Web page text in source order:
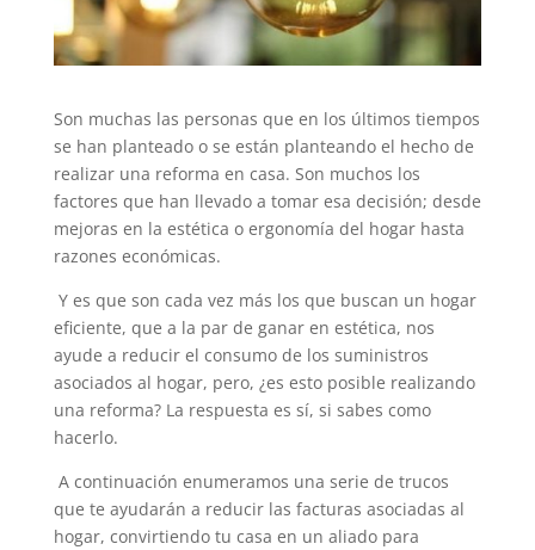
Son muchas las personas que en los últimos tiempos
se han planteado o se están planteando el hecho de
realizar una reforma en casa. Son muchos los
factores que han llevado a tomar esa decisión; desde
mejoras en la estética o ergonomía del hogar hasta
razones económicas.
Y es que son cada vez más los que buscan un hogar
eficiente, que a la par de ganar en estética, nos
ayude a reducir el consumo de los suministros
asociados al hogar, pero, ¿es esto posible realizando
una reforma? La respuesta es sí, si sabes como
hacerlo.
A continuación enumeramos una serie de trucos
que te ayudarán a reducir las facturas asociadas al
hogar, convirtiendo tu casa en un aliado para